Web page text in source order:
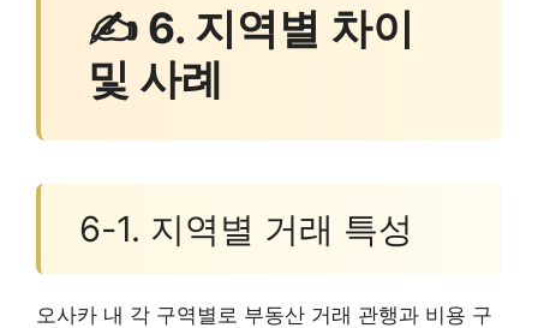
✍ 6. 지역별 차이
및 사례
6-1. 지역별 거래 특성
오사카 내 각 구역별로 부동산 거래 관행과 비용 구